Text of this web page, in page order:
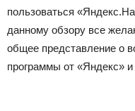
пользоваться
данному обзору все
общее представление о
программы от «Яндекс»